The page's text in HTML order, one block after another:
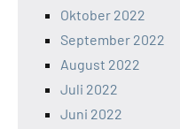
Oktober 2022
September 2022
August 2022
Juli 2022
Juni 2022